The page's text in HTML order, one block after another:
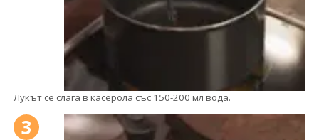
Лукът се слага в касерола със 150-200 мл вода.
3